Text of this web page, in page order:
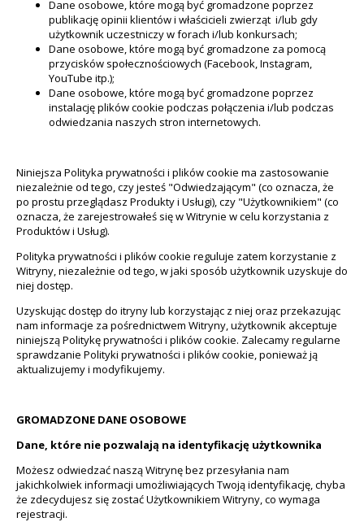
Dane osobowe, które mogą być gromadzone poprzez
publikację opinii klientów i właścicieli zwierząt i/lub gdy
użytkownik uczestniczy w forach i/lub konkursach;
Dane osobowe, które mogą być gromadzone za pomocą
przycisków społecznościowych (Facebook, Instagram,
YouTube itp.);
Dane osobowe, które mogą być gromadzone poprzez
instalację plików cookie podczas połączenia i/lub podczas
odwiedzania naszych stron internetowych.
Niniejsza Polityka prywatności i plików cookie ma zastosowanie
niezależnie od tego, czy jesteś "Odwiedzającym" (co oznacza, że
po prostu przeglądasz Produkty i Usługi), czy "Użytkownikiem" (co
oznacza, że zarejestrowałeś się w Witrynie w celu korzystania z
Produktów i Usług).
Polityka prywatności i plików cookie reguluje zatem korzystanie z
Witryny, niezależnie od tego, w jaki sposób użytkownik uzyskuje do
niej dostęp.
Uzyskując dostęp do itryny lub korzystając z niej oraz przekazując
nam informacje za pośrednictwem Witryny, użytkownik akceptuje
niniejszą Politykę prywatności i plików cookie. Zalecamy regularne
sprawdzanie Polityki prywatności i plików cookie, ponieważ ją
aktualizujemy i modyfikujemy.
GROMADZONE DANE OSOBOWE
Dane, które nie pozwalają na identyfikację użytkownika
Możesz odwiedzać naszą Witrynę bez przesyłania nam
jakichkolwiek informacji umożliwiających Twoją identyfikację, chyba
że zdecydujesz się zostać Użytkownikiem Witryny, co wymaga
rejestracji.